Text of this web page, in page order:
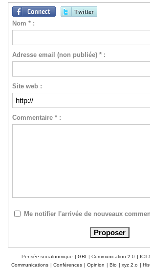
Nom * :
Adresse email (non publiée) * :
Site web :
Commentaire * :
Me notifier l'arrivée de nouveaux
Pensée socialnomique | GRI | Communication 2.0 | ICT-
Communications | Conférences | Opinion | Bio | xyz 2.o |